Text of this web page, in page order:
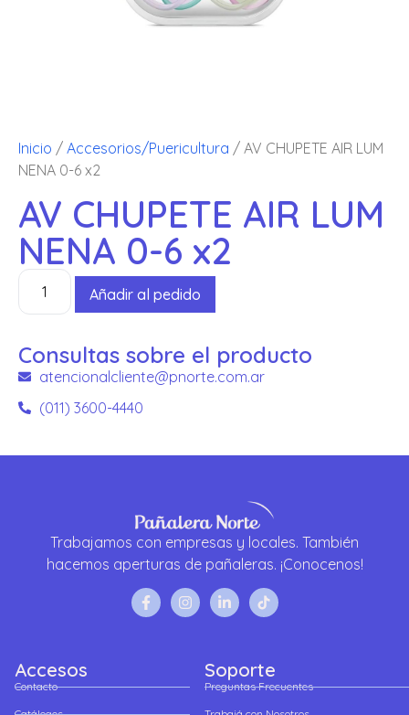
Inicio / Accesorios/Puericultura / AV CHUPETE AIR LUM
NENA 0-6 x2
AV CHUPETE AIR LUM
NENA 0-6 x2
Añadir al pedido
Consultas sobre el producto
atencionalcliente@pnorte.com.ar
(011) 3600-4440
Trabajamos con empresas y locales. También
hacemos aperturas de pañaleras. ¡Conocenos!
Accesos
Contacto
Soporte
Preguntas Frecuentes